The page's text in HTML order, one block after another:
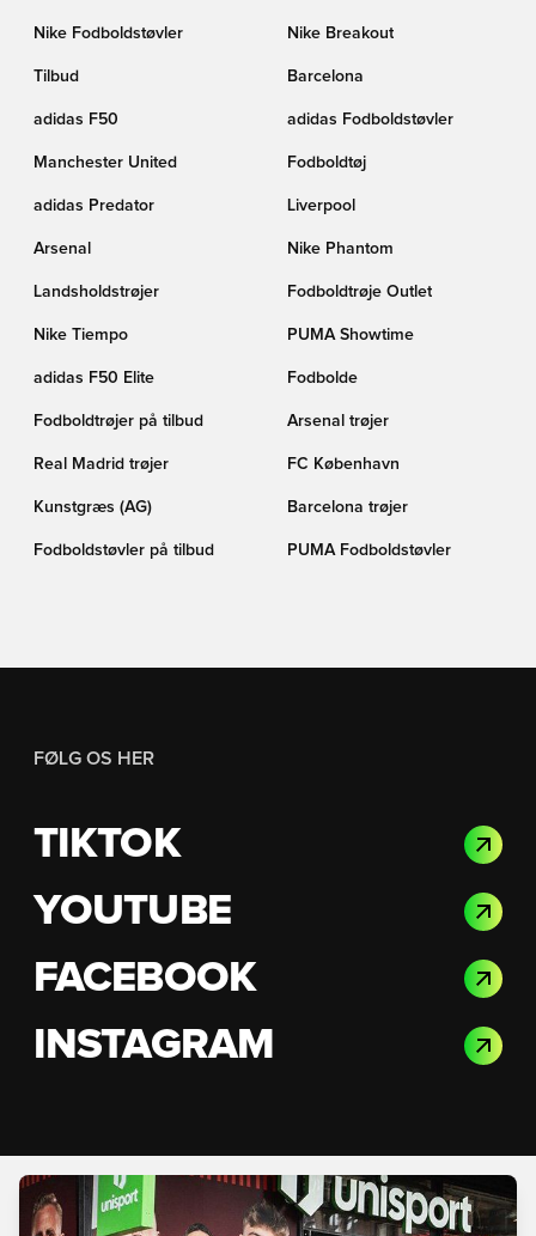
Nike Fodboldstøvler Nike Breakout
Tilbud Barcelona
adidas F50 adidas Fodboldstøvler
Manchester United Fodboldtøj
adidas Predator Liverpool
Arsenal Nike Phantom
Landsholdstrøjer Fodboldtrøje Outlet
Nike Tiempo PUMA Showtime
adidas F50 Elite Fodbolde
Fodboldtrøjer på tilbud Arsenal trøjer
Real Madrid trøjer FC København
Kunstgræs (AG) Barcelona trøjer
Fodboldstøvler på tilbud PUMA Fodboldstøvler
FØLG OS HER
TIKTOK
YOUTUBE
FACEBOOK
INSTAGRAM